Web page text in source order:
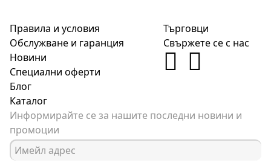
Правила и условия
Обслужване и гаранция
Новини
Специални оферти
Блог
Каталог
Търговци
Свържете се с нас
Информирайте се за нашите последни новини и
промоции